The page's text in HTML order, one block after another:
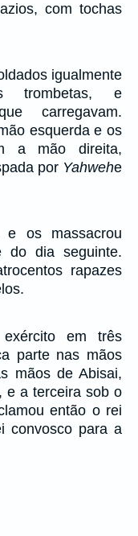
com tochas
igualmente
e
carregavam.
esquerda e os
a mão direita,
por Yahwehe
os massacrou
do dia seguinte.
rapazes
em três
parte nas mãos
mãos de Abisai,
e a terceira sob o
então o rei
convosco para a